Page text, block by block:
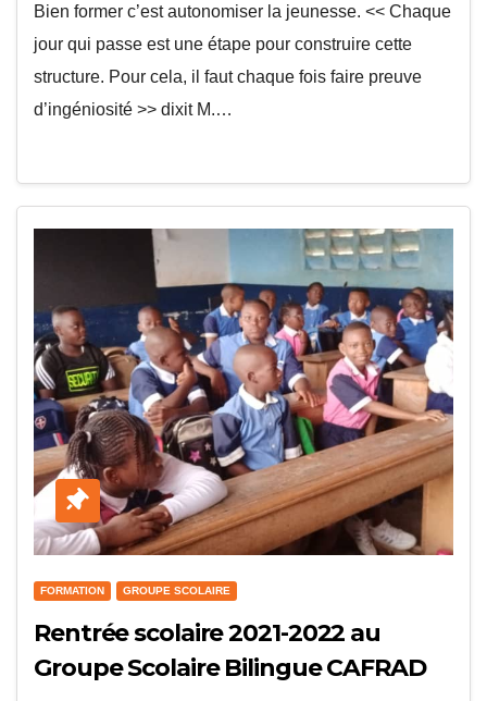
Bien former c’est autonomiser la jeunesse. << Chaque
jour qui passe est une étape pour construire cette
structure. Pour cela, il faut chaque fois faire preuve
d’ingéniosité >> dixit M.…
FORMATION GROUPE SCOLAIRE
Rentrée scolaire 2021-2022 au
Groupe Scolaire Bilingue CAFRAD